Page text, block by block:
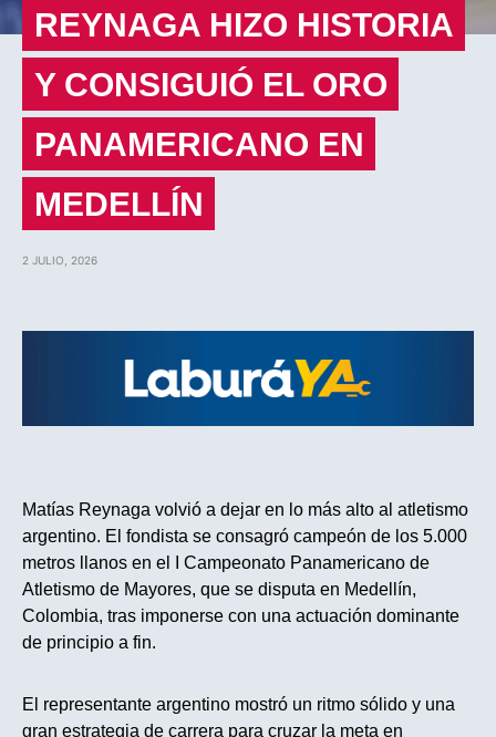
REYNAGA HIZO HISTORIA
Y CONSIGUIÓ EL ORO
PANAMERICANO EN
MEDELLÍN
2 JULIO, 2026
Matías Reynaga volvió a dejar en lo más alto al atletismo
argentino. El fondista se consagró campeón de los 5.000
metros llanos en el I Campeonato Panamericano de
Atletismo de Mayores, que se disputa en Medellín,
Colombia, tras imponerse con una actuación dominante
de principio a fin.
El representante argentino mostró un ritmo sólido y una
gran estrategia de carrera para cruzar la meta en